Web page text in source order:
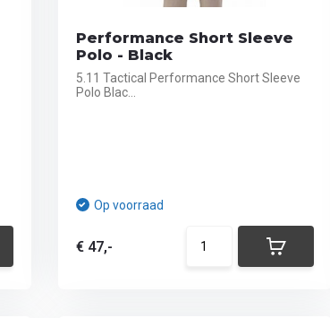
Performance Short Sleeve
Polo - Black
5.11 Tactical Performance Short Sleeve
Polo Blac...
Op voorraad
€ 47,-